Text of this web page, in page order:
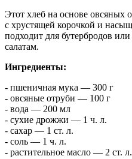
Этот хлеб на основе овсяных
с хрустящей корочкой и
подходит для бутербродов
салатам.
Ингредиенты:
- пшеничная мука — 300 г
- овсяные отруби — 100 г
- вода — 200 мл
- сухие дрожжи — 1 ч. л.
- сахар — 1 ст. л.
- соль — 1 ч. л.
- растительное масло — 2 ст. л.